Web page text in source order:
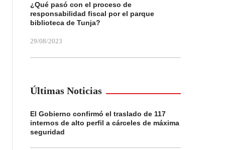
¿Qué pasó con el proceso de
responsabilidad fiscal por el parque
biblioteca de Tunja?
29/08/2023
Últimas Noticias
El Gobierno confirmó el traslado de 117
internos de alto perfil a cárceles de máxima
seguridad